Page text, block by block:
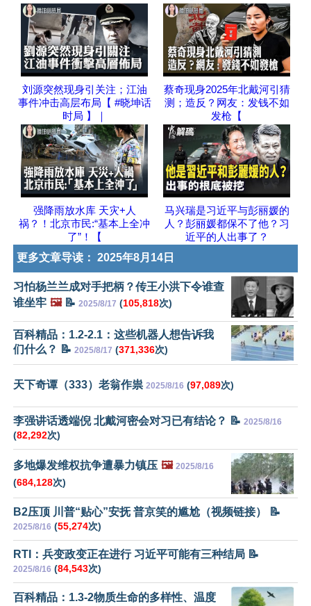
刘源突然现身引关注；江油
事件冲击高层布局【 #晓坤话
时局 】｜
蔡奇现身2025年北戴河引猜
测；造反？网友：发钱不如
发枪【
强降雨放水库 天灾+人
祸？！北京市民:“基本上全冲
了”！【
马兴瑞是习近平与彭丽媛的
人？彭丽媛都保不了他？习
近平的人出事了？
更多文章导读： 2025年8月14日
习怕杨兰兰成对手把柄？传王小洪下令谁查
谁坐牢 🖼️📝 2025/8/17 (105,818次)
百科精品：1.2-2.1：这些机器人想告诉我
们什么？ 📝 2025/8/17 (371,336次)
天下奇谭（333）老翁作祟 2025/8/16 (97,089次)
李强讲话透端倪 北戴河密会对习已有结论？ 📝 2025/8/16
(82,292次)
多地爆发维权抗争遭暴力镇压 🖼️ 2025/8/16
(684,128次)
B2压顶 川普“贴心”安抚 普京笑的尴尬（视频链接） 📝
2025/8/16 (55,274次)
RTI：兵变政变正在进行 习近平可能有三种结局 📝
2025/8/16 (84,543次)
百科精品：1.3-2物质生命的多样性、温度